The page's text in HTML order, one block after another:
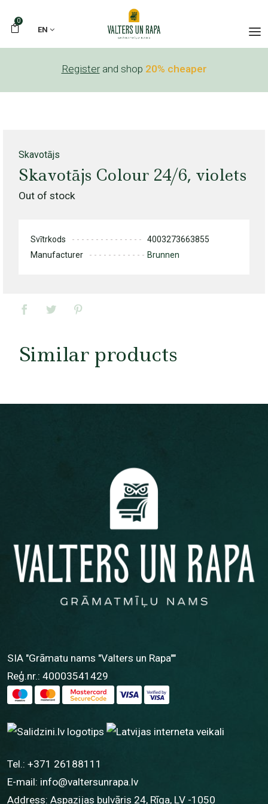
0
EN
Register and shop 20% cheaper
Skavotājs
Skavotājs Colour 24/6, violets
Out of stock
Svītrkods
4003273663855
Manufacturer
Brunnen
Similar products
SIA "Grāmatu nams "Valters un Rapa""
Reģ.nr.: 40003541429
Tel.: +371 26188111
E-mail: info@valtersunrapa.lv
Address: Aspazijas bulvāris 24, Rīga, LV -1050